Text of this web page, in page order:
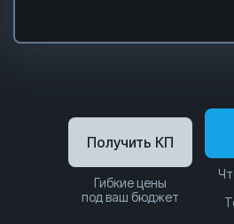
Получить КП
Гибкие цены
под ваш бюджет